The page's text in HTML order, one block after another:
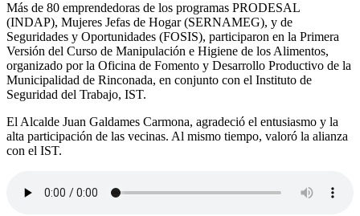
Más de 80 emprendedoras de los programas PRODESAL
(INDAP), Mujeres Jefas de Hogar (SERNAMEG), y de
Seguridades y Oportunidades (FOSIS), participaron en la Primera
Versión del Curso de Manipulación e Higiene de los Alimentos,
organizado por la Oficina de Fomento y Desarrollo Productivo de la
Municipalidad de Rinconada, en conjunto con el Instituto de
Seguridad del Trabajo, IST.
El Alcalde Juan Galdames Carmona, agradeció el entusiasmo y la
alta participación de las vecinas. Al mismo tiempo, valoró la alianza
con el IST.